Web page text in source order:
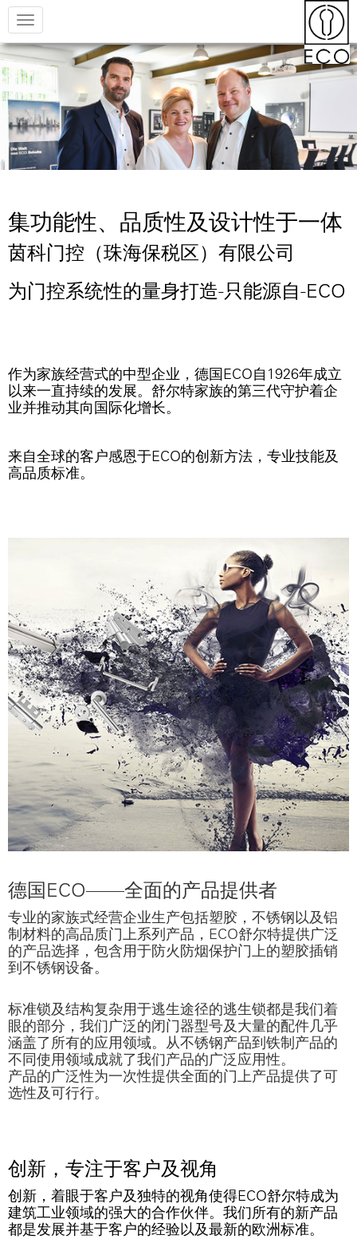
Toggle
navigation
集功能性、品质性及设计性于一体
茵科门控（珠海保税区）有限公司
为门控系统性的量身打造-只能源自-ECO
作为家族经营式的中型企业，德国ECO自1926年成立
以来一直持续的发展。舒尔特家族的第三代守护着企
业并推动其向国际化增长。
来自全球的客户感恩于ECO的创新方法，专业技能及
高品质标准。
德国ECO——全面的产品提供者
专业的家族式经营企业生产包括塑胶，不锈钢以及铝
制材料的高品质门上系列产品，ECO舒尔特提供广泛
的产品选择，包含用于防火防烟保护门上的塑胶插销
到不锈钢设备。
标准锁及结构复杂用于逃生途径的逃生锁都是我们着
眼的部分，我们广泛的闭门器型号及大量的配件几乎
涵盖了所有的应用领域。从不锈钢产品到铁制产品的
不同使用领域成就了我们产品的广泛应用性。
产品的广泛性为一次性提供全面的门上产品提供了可
选性及可行行。
创新，专注于客户及视角
创新，着眼于客户及独特的视角使得ECO舒尔特成为
建筑工业领域的强大的合作伙伴。我们所有的新产品
都是发展并基于客户的经验以及最新的欧洲标准。